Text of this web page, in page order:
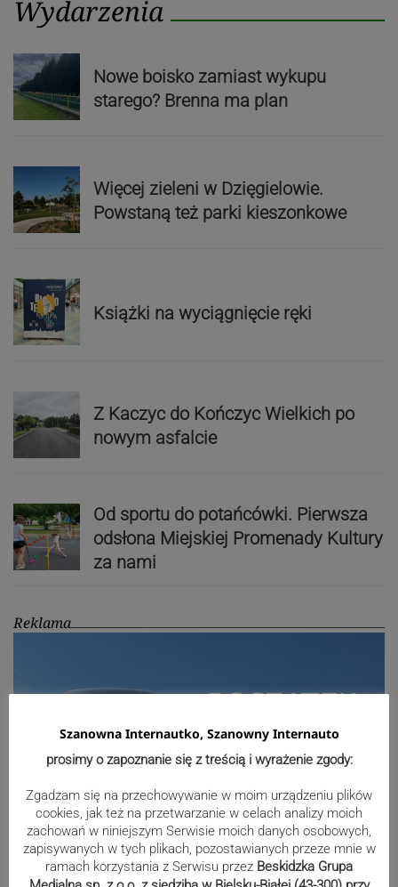
Wydarzenia
Nowe boisko zamiast wykupu
starego? Brenna ma plan
Więcej zieleni w Dzięgielowie.
Powstaną też parki kieszonkowe
Książki na wyciągnięcie ręki
Z Kaczyc do Kończyc Wielkich po
nowym asfalcie
Od sportu do potańcówki. Pierwsza
odsłona Miejskiej Promenady Kultury
za nami
Reklama
Szanowna Internautko, Szanowny Internauto
prosimy o zapoznanie się z treścią i wyrażenie zgody:
Zgadzam się na przechowywanie w moim urządzeniu plików
cookies, jak też na przetwarzanie w celach analizy moich
zachowań w niniejszym Serwisie moich danych osobowych,
zapisywanych w tych plikach, pozostawianych przeze mnie w
ramach korzystania z Serwisu przez Beskidzka Grupa